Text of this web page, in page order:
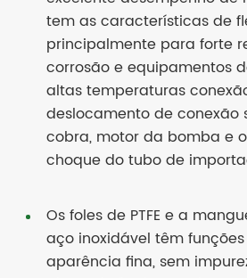
tem as características de
principalmente para forte
corrosão e equipamentos
altas temperaturas
deslocamento de conexão
cobra, motor da bomba e
choque do tubo de
Os foles de PTFE e a
aço inoxidável têm
aparência fina, sem